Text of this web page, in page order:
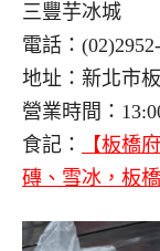
三豐芋冰城
電話：
地址：新北市
營業時間：
食記：
【板橋
磚、雪冰，板